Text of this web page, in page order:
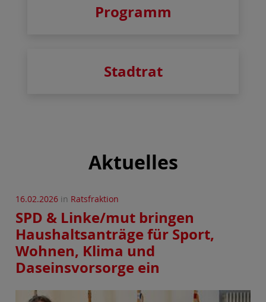
Programm
Stadtrat
Aktuelles
16.02.2026 in Ratsfraktion
SPD & Linke/mut bringen
Haushaltsanträge für Sport,
Wohnen, Klima und
Daseinsvorsorge ein